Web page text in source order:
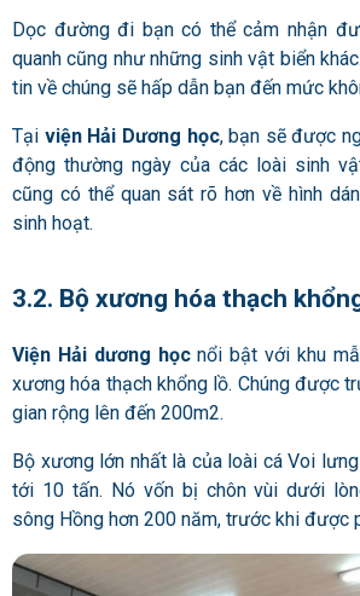
Dọc đường đi bạn có thể cảm nhận
quanh cũng như những sinh vật biển
tin về chúng sẽ hấp dẫn bạn đến mức
Tại viện Hải Dương học, bạn sẽ được
động thường ngày của các loài sinh
cũng có thể quan sát rõ hơn về hình
sinh hoạt.
3.2. Bộ xương hóa thạch
Viện Hải dương họcnổi bật với khu
xương hóa thạch khổng lồ. Chúng được
gian rộng lên đến 200m2.
Bộ xương lớn nhất là của loài cá Voi
tới 10 tấn. Nó vốn bị chôn vùi dưới
sông Hồng hơn 200 năm, trước khi được